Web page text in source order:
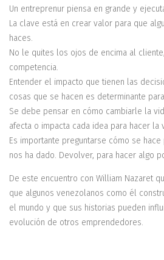
Un entreprenur piensa en grande y
La clave está en crear valor para que
haces.
No le quites los ojos de encima al
competencia.
Entender el impacto que tienen las
cosas que se hacen es determinante
Se debe pensar en cómo cambiarle la
afecta o impacta cada idea para hacer la
Es importante preguntarse cómo se
nos ha dado. Devolver, para hacer algo
De este encuentro con William Nazaret
que algunos venezolanos como él
el mundo y que sus historias pueden
evolución de otros emprendedores.